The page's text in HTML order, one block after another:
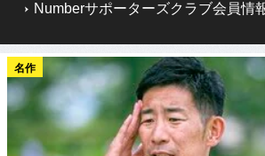
Numberサポーターズクラブ会員情
名作